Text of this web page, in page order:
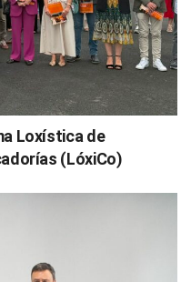
Loxística de
(LóxiCo)